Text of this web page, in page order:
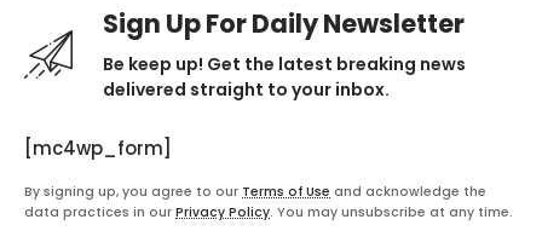
Sign Up For Daily Newsletter
Be keep up! Get the latest breaking news
delivered straight to your inbox.
[mc4wp_form]
By signing up, you agree to our Terms of Use and acknowledge the
data practices in our Privacy Policy. You may unsubscribe at any time.